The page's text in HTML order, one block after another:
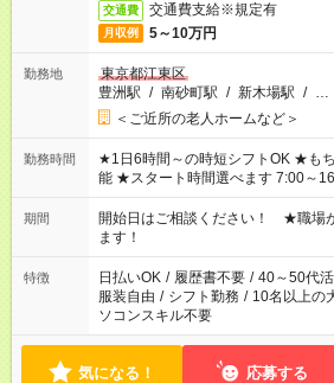
交通費 交通費支給※規定有
月収例 5～10万円
勤務地
東京都江東区
豊洲駅 / 南砂町駅 / 新木場駅 / …
＜ご近所の老人ホームなど＞
勤務時間
★1日6時間～の時短シフトOK ★もちろんフルタイムシフトも可
能 ★スタート時間選べます 7:00～
20:00 など 残業なし！ ※Wワークの場合、他のお仕事と合わせ
週40時間超の就業はご案内できま
間以上勤務は社会保険への加入対象
（日雇い派遣の原則禁止）により、
案内が難しい場合があります
期間
開始日はご相談ください！ ★職場
ます！
特徴 日払いOK / 履歴書不要 / 40～50代
服装自由 / シフト勤務 / 10名以上の
ソコンスキル不要
気になる！ 応募する